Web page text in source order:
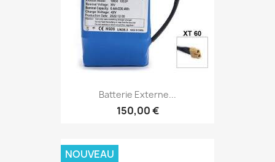
Batterie Externe...
150,00 €
NOUVEAU